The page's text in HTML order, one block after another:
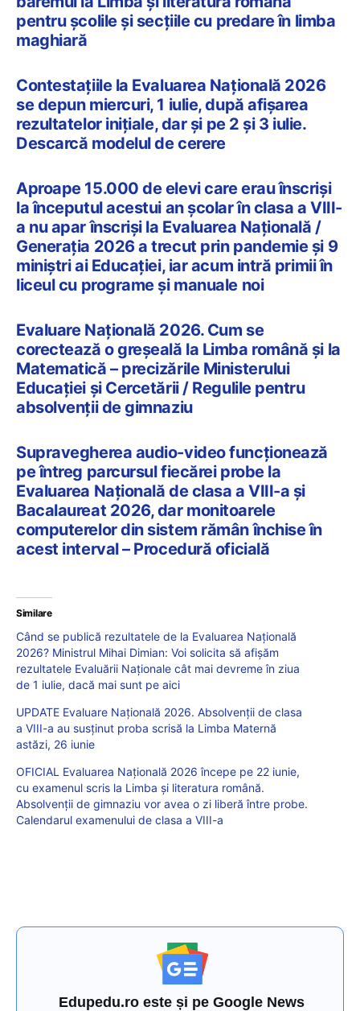
pentru școlile și secțiile cu predare în limba
maghiară
Contestațiile la Evaluarea Națională 2026
se depun miercuri, 1 iulie, după afișarea
rezultatelor inițiale, dar și pe 2 și 3 iulie.
Descarcă modelul de cerere
Aproape 15.000 de elevi care erau înscriși
la începutul acestui an școlar în clasa a VIII-
a nu apar înscriși la Evaluarea Națională /
Generația 2026 a trecut prin pandemie și 9
miniștri ai Educației, iar acum intră primii în
liceul cu programe și manuale noi
Evaluare Națională 2026. Cum se
corectează o greșeală la Limba română și la
Matematică – precizările Ministerului
Educației și Cercetării / Regulile pentru
absolvenții de gimnaziu
Supravegherea audio-video funcționează
pe întreg parcursul fiecărei probe la
Evaluarea Națională de clasa a VIII-a și
Bacalaureat 2026, dar monitoarele
computerelor din sistem rămân închise în
acest interval – Procedură oficială
Similare
Când se publică rezultatele de la Evaluarea Națională
2026? Ministrul Mihai Dimian: Voi solicita să afișăm
rezultatele Evaluării Naționale cât mai devreme în ziua
de 1 iulie, dacă mai sunt pe aici
UPDATE Evaluare Națională 2026. Absolvenții de clasa
a VIII-a au susținut proba scrisă la Limba Maternă
astăzi, 26 iunie
OFICIAL Evaluarea Națională 2026 începe pe 22 iunie,
cu examenul scris la Limba și literatura română.
Absolvenții de gimnaziu vor avea o zi liberă între probe.
Calendarul examenului de clasa a VIII-a
Edupedu.ro este și pe Google News